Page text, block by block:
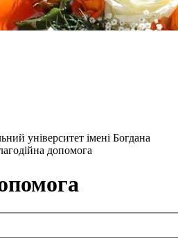
університет імені Богдана
допомога